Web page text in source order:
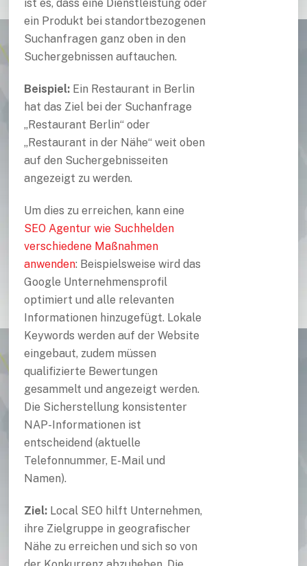
ist es, dass eine Dienstleistung oder
ein Produkt bei standortbezogenen
Suchanfragen ganz oben in den
Suchergebnissen auftauchen.
Beispiel:Ein Restaurant in Berlin
hat das Ziel bei der Suchanfrage
„Restaurant Berlin“ oder
„Restaurant in der Nähe“ weit oben
auf den Suchergebnisseiten
angezeigt zu werden.
Um dies zu erreichen, kann eine
SEO Agentur wie Suchhelden
verschiedene Maßnahmen
anwenden: Beispielsweise wird das
Google Unternehmensprofil
optimiert und alle relevanten
Informationen hinzugefügt. Lokale
Keywords werden auf der Website
eingebaut, zudem müssen
qualifizierte Bewertungen
gesammelt und angezeigt werden.
Die Sicherstellung konsistenter
NAP-Informationen ist
entscheidend (aktuelle
Telefonnummer, E-Mail und
Namen).
Ziel:Local SEO hilft Unternehmen,
ihre Zielgruppe in geografischer
Nähe zu erreichen und sich so von